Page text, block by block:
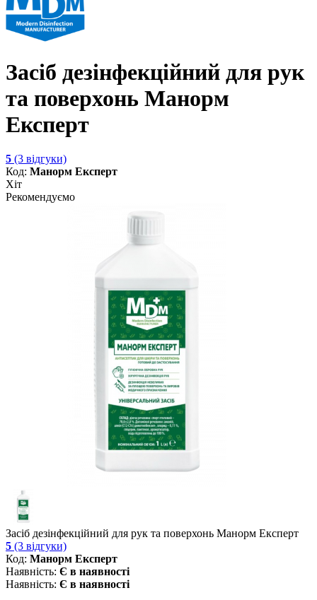
Засіб дезінфекційний для рук
та поверхонь Манорм
Експерт
5 (3 відгуки)
Код: Манорм Експерт
Хіт
Рекомендуємо
Засіб дезінфекційний для рук та поверхонь Манорм Експерт
5 (3 відгуки)
Код: Манорм Експерт
Наявність: Є в наявності
Наявність: Є в наявності